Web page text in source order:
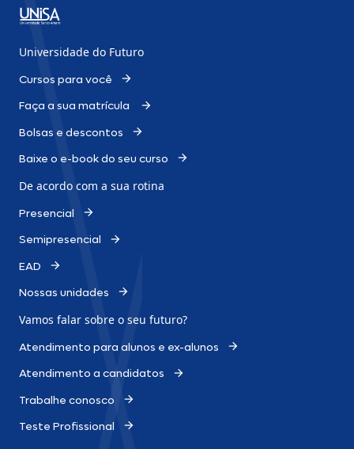
Universidade do Futuro
Cursos para você
Faça a sua matrícula
Bolsas e descontos
Baixe o e-book do seu curso
De acordo com a sua rotina
Presencial
Semipresencial
EAD
Nossas unidades
Vamos falar sobre o seu futuro?
Atendimento para alunos e ex-alunos
Atendimento a candidatos
Trabalhe conosco
Teste Profissional